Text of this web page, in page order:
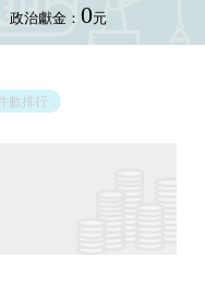
政治獻金： 0元
數排行